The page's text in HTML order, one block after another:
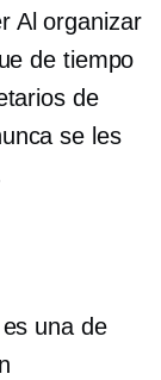
Al organizar
de tiempo
de
se les
una de